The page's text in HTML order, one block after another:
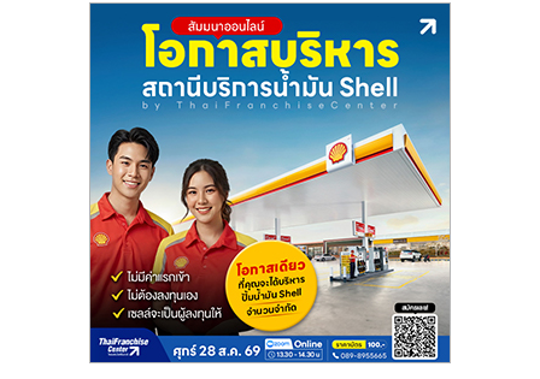
แฟ
ไชส์
ขาย
แฟ